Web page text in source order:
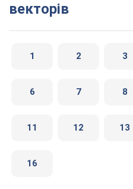
векторів
1 2 3
6 7 8
11 12 13
16